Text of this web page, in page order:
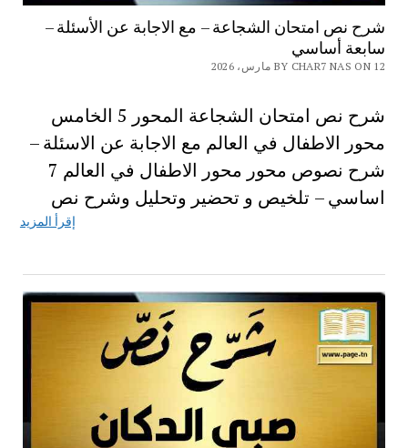
شرح نص امتحان الشجاعة – مع الاجابة عن الأسئلة –
سابعة أساسي
BY CHAR7 NAS ON 12 مارس، 2026
شرح نص امتحان الشجاعة المحور 5 الخامس
محور الاطفال في العالم مع الاجابة عن الاسئلة –
شرح نصوص محور محور الاطفال في العالم 7
اساسي – تلخيص و تحضير وتحليل وشرح نص
إقرأ المزيد